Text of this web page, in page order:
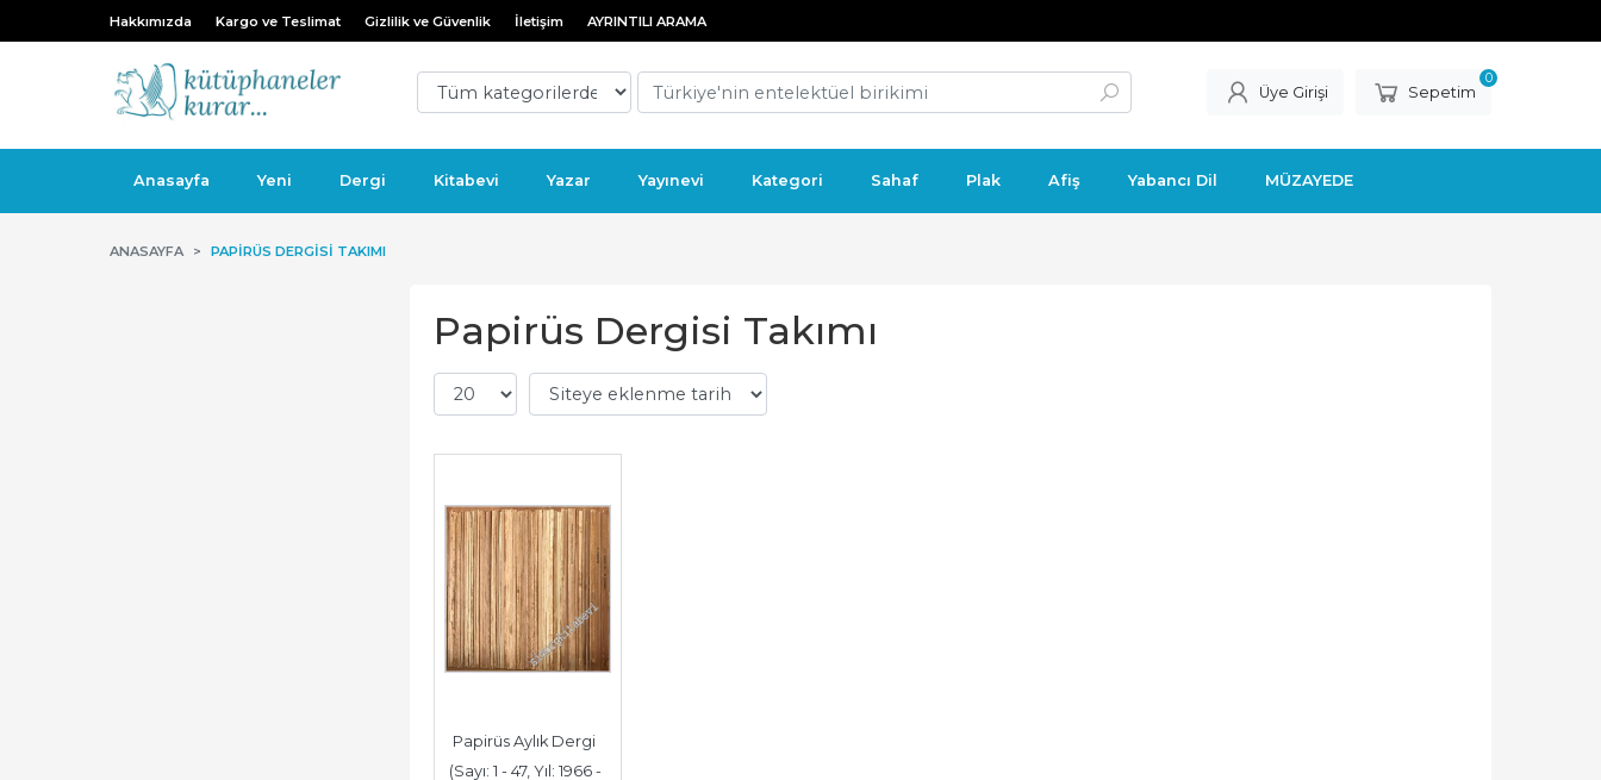
Hakkımızda Kargo ve Teslimat Gizlilik ve Güvenlik İletişim AYRINTILI ARAMA
Üye Girişi Sepetim
0
Anasayfa Yeni Dergi Kitabevi Yazar Yayınevi Kategori Sahaf Plak Afiş Yabancı Dil MÜZAYEDE
ANASAYFA PAPIRÜS DERGISI TAKIMI
Papirüs Dergisi Takımı
Papirüs Aylık Dergi
(Sayı: 1 - 47, Yıl: 1966 -